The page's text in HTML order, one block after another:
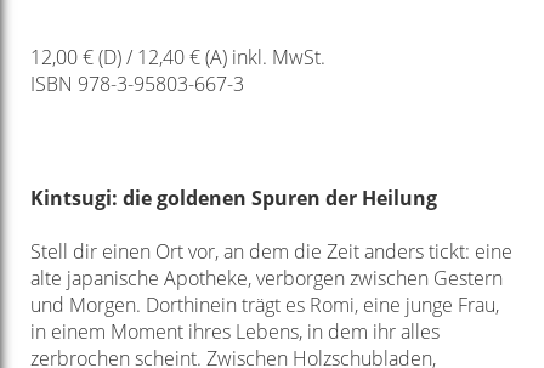
12,00 € (D) / 12,40 € (A) inkl. MwSt.
ISBN 978-3-95803-667-3
Kintsugi: die goldenen Spuren der Heilung
Stell dir einen Ort vor, an dem die Zeit anders tickt: eine
alte japanische Apotheke, verborgen zwischen Gestern
und Morgen. Dorthinein trägt es Romi, eine junge Frau,
in einem Moment ihres Lebens, in dem ihr alles
zerbrochen scheint. Zwischen Holzschubladen,